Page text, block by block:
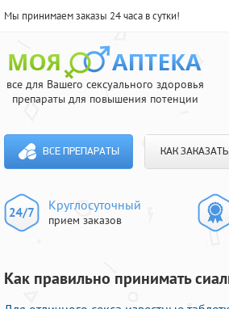
Мы принимаем заказы 24 часа в сутки!
все для Вашего сексуального здоровья
препараты для повышения потенции
ВСЕ ПРЕПАРАТЫ КАК ЗАКАЗАТЬ
Круглосуточный
прием заказов
Как правильно принимать